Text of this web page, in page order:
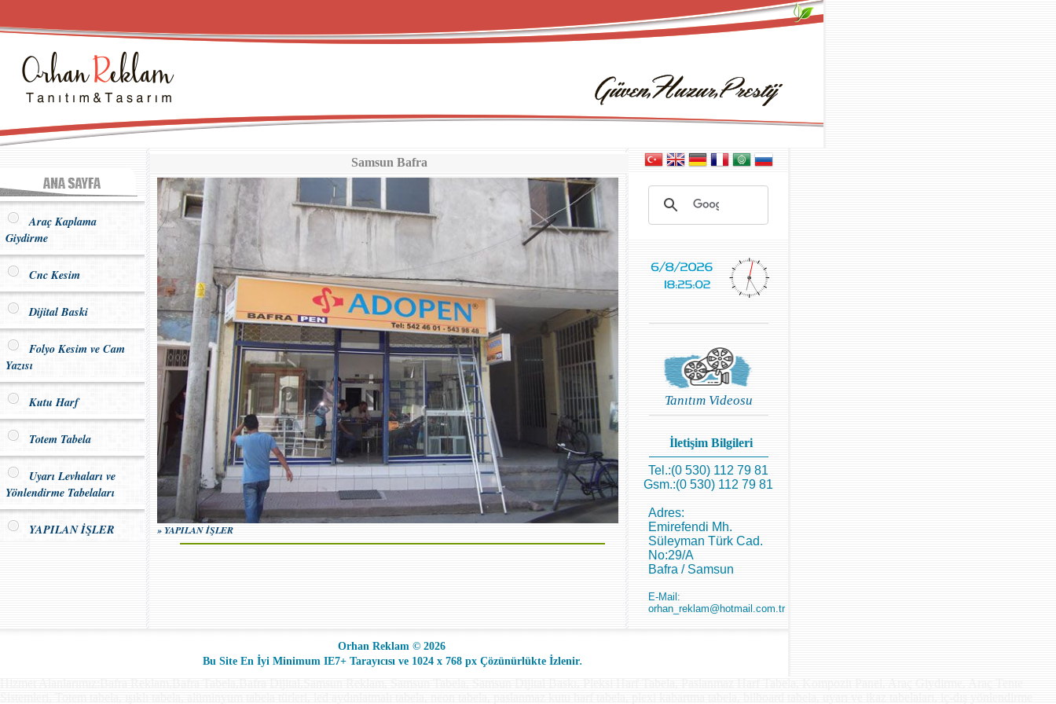
Araç Kaplama
Giydirme
Cnc Kesim
Dijital Baski
Folyo Kesim ve Cam
Yazısı
Kutu Harf
Totem Tabela
Uyarı Levhaları ve
Yönlendirme Tabelaları
YAPILAN İŞLER
Samsun Bafra
» YAPILAN İŞLER
Tanıtım Videosu
İletişim Bilgileri
Tel.:(0 530) 112 79 81
Gsm.:(0 530) 112 79 81
Adres:
Emirefendi Mh.
Süleyman Türk Cad.
No:29/A
Bafra / Samsun
E-Mail:
orhan_reklam@hotmail.com.tr
Orhan Reklam © 2026
Bu Site En İyi Minimum IE7+ Tarayıcısı ve 1024 x 768 px Çözünürlükte İzlenir.